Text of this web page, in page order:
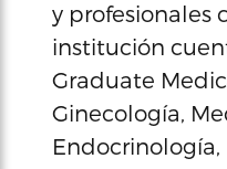
y profesionales
institución
Graduate
Ginecología,